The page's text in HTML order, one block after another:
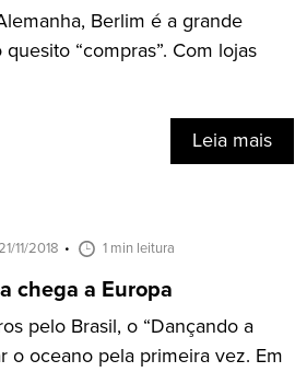
Berlim é a grande
“compras”. Com lojas
Leia mais
11/2018 1 min leitura
chega a Europa
pelo Brasil, o “Dançando a
o oceano pela primeira vez. Em